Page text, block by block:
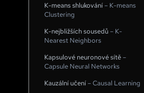
K-means shlukování– K-means
Clustering
K-nejbližších sousedů– K-
Nearest Neighbors
Kapsulové neuronové sítě–
Capsule Neural Networks
Kauzální učení–Causal Learning